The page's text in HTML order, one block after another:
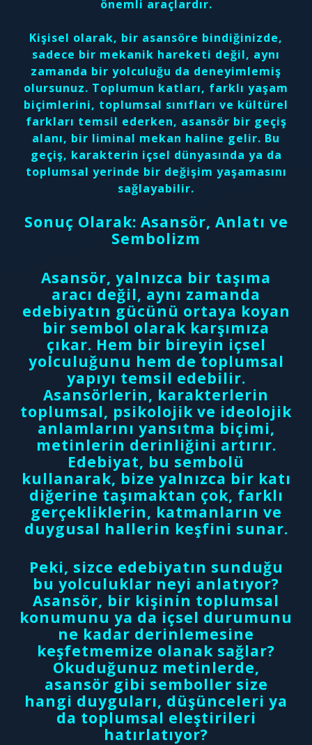
önemli araçlardır.
Kişisel olarak, bir asansöre bindiğinizde,
sadece bir mekanik hareketi değil, aynı
zamanda bir yolculuğu da deneyimlemiş
olursunuz. Toplumun katları, farklı yaşam
biçimlerini, toplumsal sınıfları ve kültürel
farkları temsil ederken, asansör bir geçiş
alanı, bir liminal mekan haline gelir. Bu
geçiş, karakterin içsel dünyasında ya da
toplumsal yerinde bir değişim yaşamasını
sağlayabilir.
Sonuç Olarak: Asansör, Anlatı ve
Sembolizm
Asansör, yalnızca bir taşıma
aracı değil, aynı zamanda
edebiyatın gücünü ortaya koyan
bir sembol olarak karşımıza
çıkar. Hem bir bireyin içsel
yolculuğunu hem de toplumsal
yapıyı temsil edebilir.
Asansörlerin, karakterlerin
toplumsal, psikolojik ve ideolojik
anlamlarını yansıtma biçimi,
metinlerin derinliğini artırır.
Edebiyat, bu sembolü
kullanarak, bize yalnızca bir katı
diğerine taşımaktan çok, farklı
gerçekliklerin, katmanların ve
duygusal hallerin keşfini sunar.
Peki, sizce edebiyatın sunduğu
bu yolculuklar neyi anlatıyor?
Asansör, bir kişinin toplumsal
konumunu ya da içsel durumunu
ne kadar derinlemesine
keşfetmemize olanak sağlar?
Okuduğunuz metinlerde,
asansör gibi semboller size
hangi duyguları, düşünceleri ya
da toplumsal eleştirileri
hatırlatıyor?